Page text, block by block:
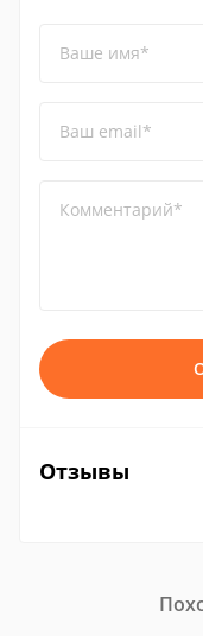
Ваше имя*
Ваш email*
Комментарий*
Отзывы